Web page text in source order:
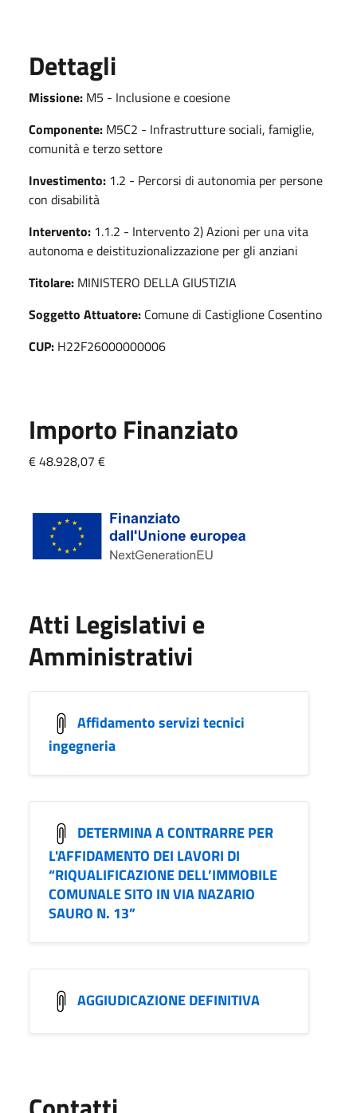
Dettagli
Missione: M5 - Inclusione e coesione
Componente: M5C2 - Infrastrutture sociali, famiglie,
comunità e terzo settore
Investimento: 1.2 - Percorsi di autonomia per persone
con disabilità
Intervento: 1.1.2 - Intervento 2) Azioni per una vita
autonoma e deistituzionalizzazione per gli anziani
Titolare: MINISTERO DELLA GIUSTIZIA
Soggetto Attuatore: Comune di Castiglione Cosentino
CUP: H22F26000000006
Importo Finanziato
€ 48.928,07 €
Atti Legislativi e
Amministrativi
Affidamento servizi tecnici
ingegneria
DETERMINA A CONTRARRE PER
L'AFFIDAMENTO DEI LAVORI DI
“RIQUALIFICAZIONE DELL’IMMOBILE
COMUNALE SITO IN VIA NAZARIO
SAURO N. 13”
AGGIUDICAZIONE DEFINITIVA